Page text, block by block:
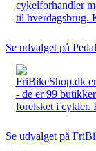
cykelforhandler
til hverdagsbrug.
Se udvalget på
FriBikeShop.dk
- de er 99
forelsket i cykler.
Se udvalget på